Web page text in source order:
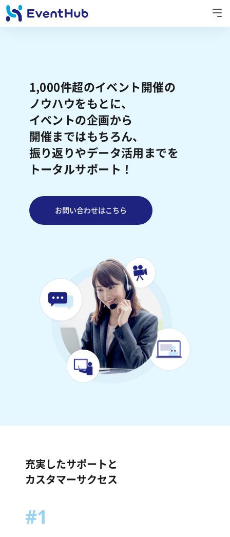
1,000件超のイベント開催の
ノウハウをもとに、
イベントの企画から
開催まではもちろん、
振り返りやデータ活用までを
トータルサポート！
お問い合わせはこちら
充実したサポートと
カスタマーサクセス
#1